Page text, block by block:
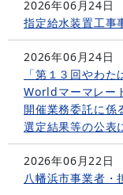
2026年06月24日
指定給水装置工事
2026年06月24日
「第１３回やわ
Worldマーマレー
開催業務委託に係
選定結果等の公表
2026年06月22日
八幡浜市事業者・